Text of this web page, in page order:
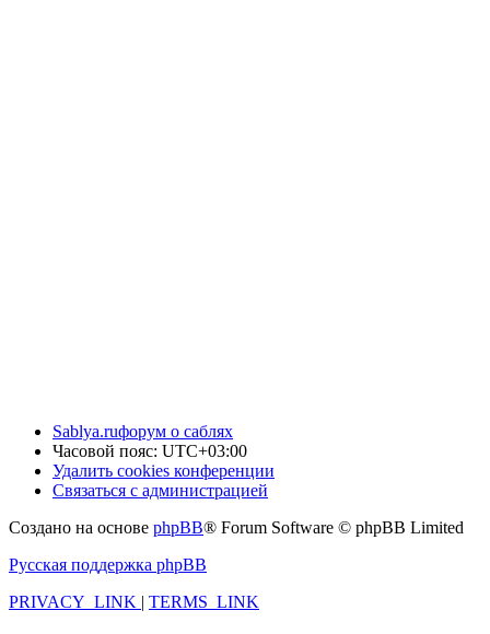
Sablya.ruфорум о саблях
Часовой пояс: UTC+03:00
Удалить cookies конференции
Связаться с администрацией
Создано на основе phpBB® Forum Software © phpBB Limited
Русская поддержка phpBB
PRIVACY_LINK | TERMS_LINK